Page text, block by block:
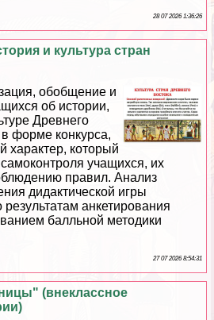
28 07 2026 1:36:26
и культура стран
обобщение и
об истории,
Древнего
форме конкурса,
хаpaктер, который
учащихся, их
правил. Анализ
дидактической игры
анкетирования
балльной методики
27 07 2026 8:54:31
(внеклассное